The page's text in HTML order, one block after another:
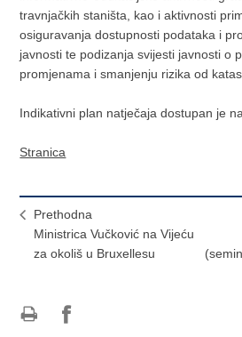
travnjačkih staništa, kao i aktivnosti
osiguravanja dostupnosti podataka i
javnosti te podizanja svijesti javnosti o
promjenama i smanjenju rizika od
Indikativni plan natječaja dostupan je na
Stranica
Prethodna
Ministrica Vučković na Vijeću
za okoliš u Bruxellesu